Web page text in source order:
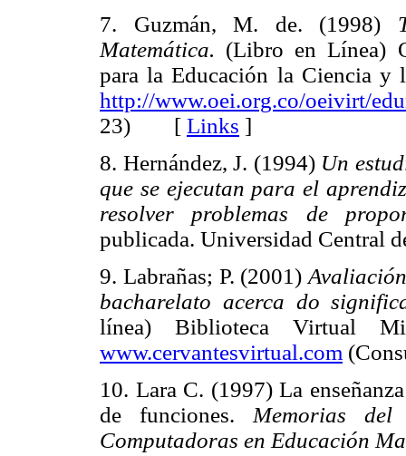
7. Guzmán, M. de. (1998)
Matemática. (Libro en Línea)
para la Educación la Ciencia
http://www.oei.org.co/oeivirt/
23) [ Links ]
8. Hernández, J. (1994) Un
que se ejecutan para el
resolver problemas de
publicada. Universidad
9. Labrañas; P. (2001)
bacharelato acerca do
línea) Biblioteca Virtual
www.cervantesvirtual.com
10. Lara C. (1997) La
de funciones. Memorias
Computadoras en Educación